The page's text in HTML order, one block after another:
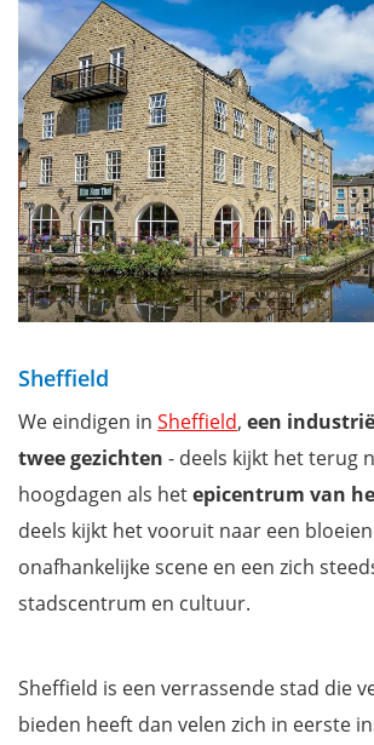
Sheffield
We eindigen in Sheffield, een
twee gezichten - deels kijkt het terug
hoogdagen als hetepicentrum van
deels kijkt het vooruit naar een
onafhankelijke scene en een zich
stadscentrum en cultuur.
Sheffield is een verrassende stad die
bieden heeft dan velen zich in eerste